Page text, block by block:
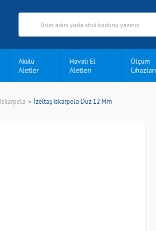
Akülü
Aletler
Havalı El
Aletleri
Ölçüm
Cihazları
Iskarpela İzeltaş Iskarpela Düz 12 Mm